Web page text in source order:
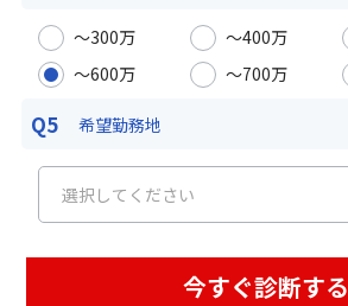
〜300万 〜400万
〜600万
〜700万
Q5 希望勤務地
今すぐ診断する